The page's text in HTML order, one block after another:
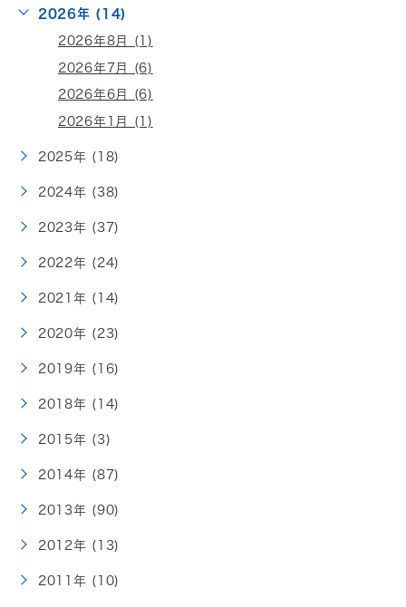
2026年 (14)
2026年8月 (1)
2026年7月 (6)
2026年6月 (6)
2026年1月 (1)
2025年 (18)
2024年 (38)
2023年 (37)
2022年 (24)
2021年 (14)
2020年 (23)
2019年 (16)
2018年 (14)
2015年 (3)
2014年 (87)
2013年 (90)
2012年 (13)
2011年 (10)